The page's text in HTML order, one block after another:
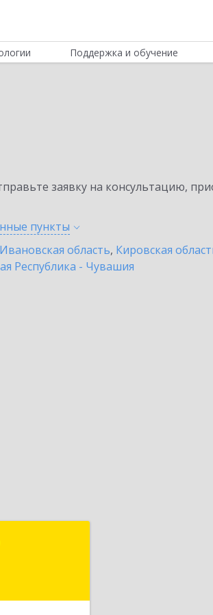
Поддержка и обучение
заявку на консультацию,
пункты
Ивановская область, Кировская
Республика - Чувашия
Фёдор